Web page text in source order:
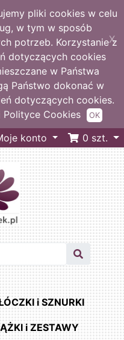
pliki cookies w celu
w tym w sposób
potrzeb. Korzystanie z
dotyczących cookies
w Państwa
Państwo dokonać w
dotyczących cookies.
Polityce Cookies
X
OK
konto 0 szt.
i SZNURKI
i ZESTAWY